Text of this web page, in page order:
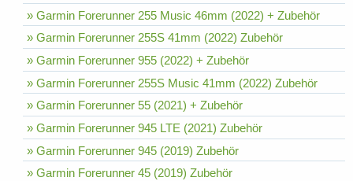
» Garmin Forerunner 255 Music 46mm (2022) + Zubehör
» Garmin Forerunner 255S 41mm (2022) Zubehör
» Garmin Forerunner 955 (2022) + Zubehör
» Garmin Forerunner 255S Music 41mm (2022) Zubehör
» Garmin Forerunner 55 (2021) + Zubehör
» Garmin Forerunner 945 LTE (2021) Zubehör
» Garmin Forerunner 945 (2019) Zubehör
» Garmin Forerunner 45 (2019) Zubehör